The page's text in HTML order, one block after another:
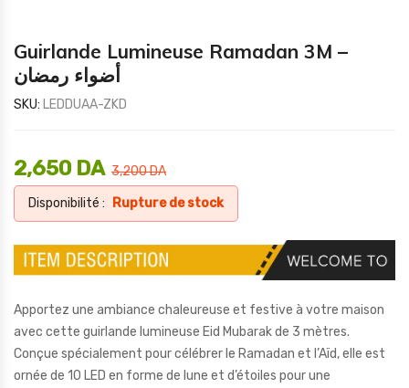
Guirlande Lumineuse Ramadan 3M –
أضواء رمضان
SKU: LEDDUAA-ZKD
3,200DA
2,650 DA
Disponibilité : Rupture de stock
Apportez une ambiance chaleureuse et festive à votre maison
avec cette guirlande lumineuse Eid Mubarak de 3 mètres.
Conçue spécialement pour célébrer le Ramadan et l’Aïd, elle est
ornée de 10 LED en forme de lune et d’étoiles pour une